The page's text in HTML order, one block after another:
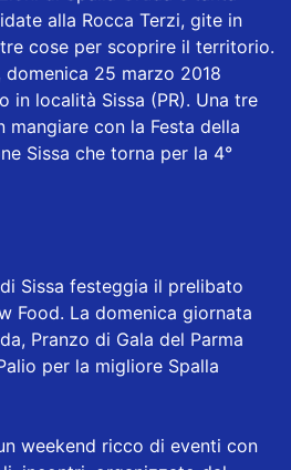
alla Rocca Terzi, gite in
cose per scoprire il territorio.
25 marzo 2018
in località Sissa (PR). Una tre
con la Festa della
Sissa che torna per la 4°
Sissa festeggia il prelibato
Food. La domenica giornata
Pranzo di Gala del Parma
per la migliore Spalla
weekend ricco di eventi con